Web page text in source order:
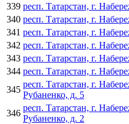
339 респ. Татарстан, г.
340 респ. Татарстан, г.
341 респ. Татарстан, г.
342 респ. Татарстан, г.
343 респ. Татарстан, г.
344 респ. Татарстан, г.
345
респ. Татарстан, г.
Рубаненко, д. 5
346
респ. Татарстан, г.
Рубаненко, д. 2